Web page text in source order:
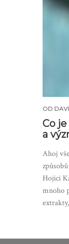
OD
Co
a
Ahoj
Hojici
mnoho
hluboký